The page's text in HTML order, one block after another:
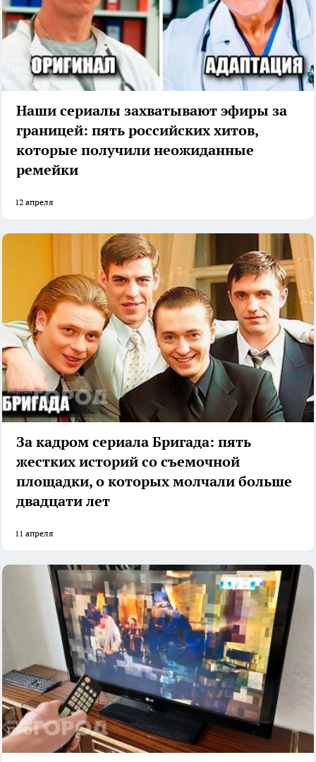
Наши сериалы захватывают эфиры за
границей: пять российских хитов,
которые получили неожиданные
ремейки
12 апреля
За кадром сериала Бригада: пять
жестких историй со съемочной
площадки, о которых молчали больше
двадцати лет
11 апреля